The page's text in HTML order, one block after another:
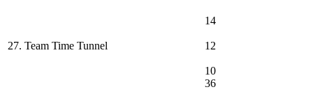
27. Team Time Tunnel
14
12
10
36